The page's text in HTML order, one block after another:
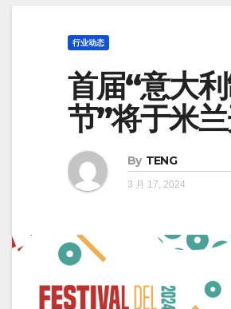
行业动态
首届“意大
节”将于米
By TENG
3 月 17, 2024